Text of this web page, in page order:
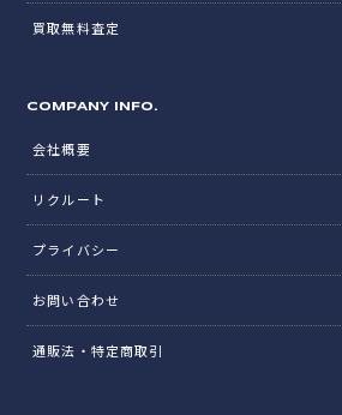
買取無料査定
COMPANY INFO.
会社概要
リクルート
プライバシー
お問い合わせ
通販法・特定商取引